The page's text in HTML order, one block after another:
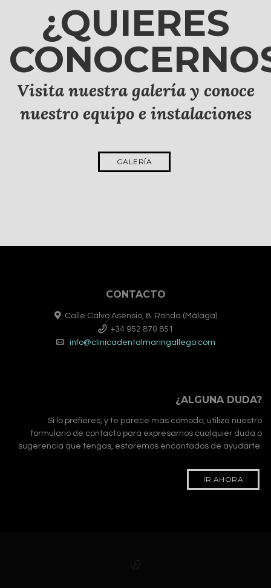
¿QUIERES
Visita nuestra galería y conoce
nuestro equipo e instalaciones
GALERÍA
CONTACTO
Calle Calvo Asensio, 8. Ronda (Málaga)
+34 952 870 851
info@clinicadentalmaringallego.com
¿ALGUNA DUDA?
Si lo prefieres, y te parece mas cómodo, utiliza nuestro
formulario de contacto para expresarnos cualquier duda o
sugerencia que tengas, estaremos encantados de ayudarte.
IR AHORA